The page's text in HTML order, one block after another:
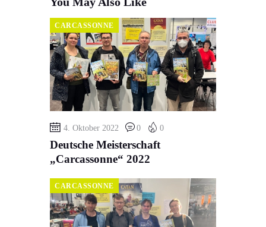
CARCASSONNE
4. Oktober 2022 0 0
Deutsche Meisterschaft
„Carcassonne“ 2022
CARCASSONNE